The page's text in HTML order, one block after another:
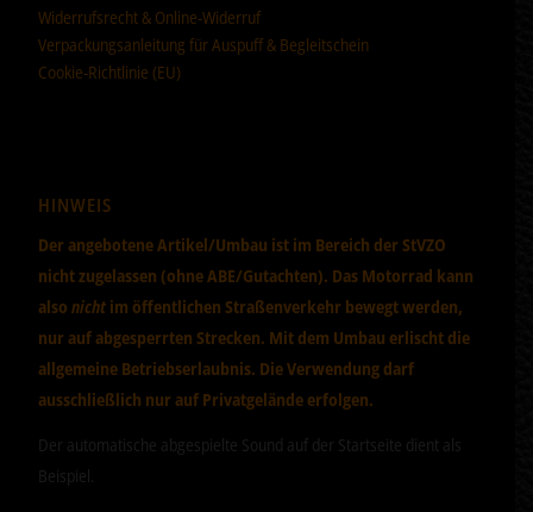
Widerrufsrecht & Online-Widerruf
Verpackungsanleitung für Auspuff & Begleitschein
Cookie-Richtlinie (EU)
HINWEIS
Der angebotene Artikel/Umbau ist im Bereich der StVZO
nicht zugelassen (ohne ABE/Gutachten). Das Motorrad kann
alsonicht im öffentlichen Straßenverkehr bewegt werden,
nur auf abgesperrten Strecken. Mit dem Umbau erlischt die
allgemeine Betriebserlaubnis. Die Verwendung darf
ausschließlich nur auf Privatgelände erfolgen.
Der automatische abgespielte Sound auf der Startseite dient als
Beispiel.